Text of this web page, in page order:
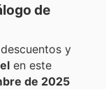
de
y
en este
de 2025